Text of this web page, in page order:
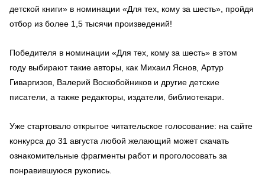
детской книги» в номинации «Для тех, кому за шесть», пройдя
отбор из более 1,5 тысячи произведений!
Победителя в номинации «Для тех, кому за шесть» в этом
году выбирают такие авторы, как Михаил Яснов, Артур
Гиваргизов, Валерий Воскобойников и другие детские
писатели, а также редакторы, издатели, библиотекари.
Уже стартовало открытое читательское голосование: на сайте
конкурса до 31 августа любой желающий может скачать
ознакомительные фрагменты работ и проголосовать за
понравившуюся рукопись.